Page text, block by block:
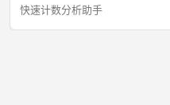
快速计数分析助手